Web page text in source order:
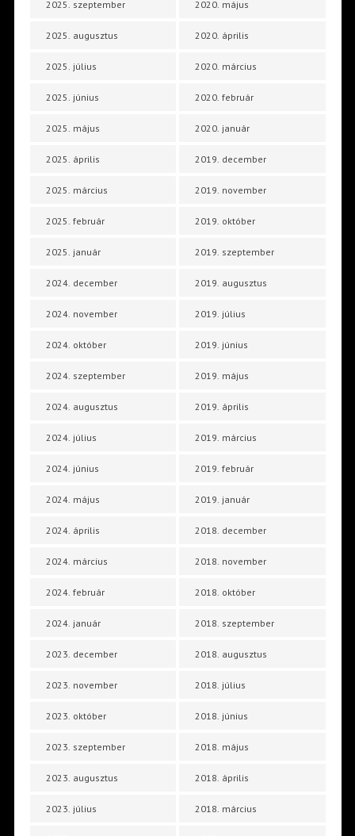
2025. szeptember
2025. augusztus
2025. július
2025. június
2025. május
2025. április
2025. március
2025. február
2025. január
2024. december
2024. november
2024. október
2024. szeptember
2024. augusztus
2024. július
2024. június
2024. május
2024. április
2024. március
2024. február
2024. január
2023. december
2023. november
2023. október
2023. szeptember
2023. augusztus
2023. július
2020. május
2020. április
2020. március
2020. február
2020. január
2019. december
2019. november
2019. október
2019. szeptember
2019. augusztus
2019. július
2019. június
2019. május
2019. április
2019. március
2019. február
2019. január
2018. december
2018. november
2018. október
2018. szeptember
2018. augusztus
2018. július
2018. június
2018. május
2018. április
2018. március